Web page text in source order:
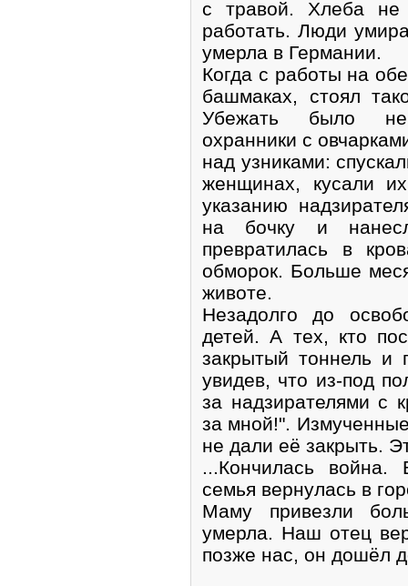
с травой. Хлеба не
работать. Люди
умерла в Германии.
Когда с работы на
башмаках, стоял
Убежать было
охранники с
над узниками:
женщинах, кусали
указанию
на бочку и
превратилась в
обморок. Больше
животе.
Незадолго до
детей. А тех, кто
закрытый тоннель и
увидев, что из-под
за надзирателями с
за мной!".
не дали её закрыть.
...Кончилась
семья вернулась в
Маму привезли
умерла. Наш отец
позже нас, он дошёл